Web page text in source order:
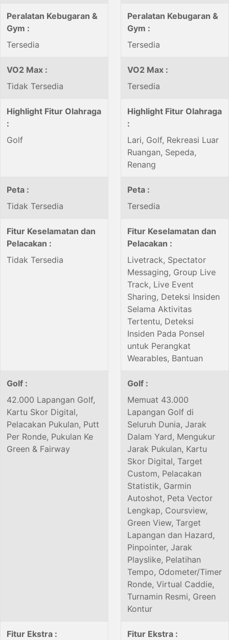
Peralatan Kebugaran &
Gym :
Tersedia
Peralatan Kebugaran &
Gym :
Tersedia
VO2 Max :
Tidak Tersedia
VO2 Max :
Tersedia
Highlight Fitur Olahraga
:
Golf
Highlight Fitur Olahraga
:
Lari, Golf, Rekreasi Luar
Ruangan, Sepeda,
Renang
Peta :
Tidak Tersedia
Peta :
Tersedia
Fitur Keselamatan dan
Pelacakan :
Tidak Tersedia
Fitur Keselamatan dan
Pelacakan :
Livetrack, Spectator
Messaging, Group Live
Track, Live Event
Sharing, Deteksi Insiden
Selama Aktivitas
Tertentu, Deteksi
Insiden Pada Ponsel
untuk Perangkat
Wearables, Bantuan
Golf :
42.000 Lapangan Golf,
Kartu Skor Digital,
Pelacakan Pukulan, Putt
Per Ronde, Pukulan Ke
Green & Fairway
Golf :
Memuat 43.000
Lapangan Golf di
Seluruh Dunia, Jarak
Dalam Yard, Mengukur
Jarak Pukulan, Kartu
Skor Digital, Target
Custom, Pelacakan
Statistik, Garmin
Autoshot, Peta Vector
Lengkap, Coursview,
Green View, Target
Lapangan dan Hazard,
Pinpointer, Jarak
Playslike, Pelatihan
Tempo, Odometer/Timer
Ronde, Virtual Caddie,
Turnamin Resmi, Green
Kontur
Fitur Ekstra : Fitur Ekstra :